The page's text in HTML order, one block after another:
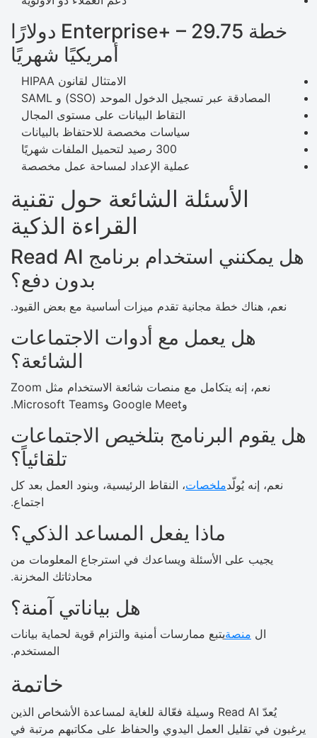
خطة Enterprise+ – 29.75 دولارًا
أمريكيًا شهريًا
الامتثال لقانون HIPAA
المصادقة عبر تسجيل الدخول الموحد (SSO) و SAML
التقاط البيانات على مستوى المجال
سياسات مخصصة للاحتفاظ بالبيانات
300 رصيد لتحميل الملفات شهريًا
عملية الإعداد لمساحة عمل مخصصة
الأسئلة الشائعة حول تقنية
القراءة الذكية
هل يمكنني استخدام برنامج Read AI
بدون دفع؟
نعم، هناك خطة مجانية تقدم ميزات أساسية مع بعض القيود.
هل يعمل مع أدوات الاجتماعات
الشائعة؟
نعم، إنه يتكامل مع منصات شائعة الاستخدام مثل Zoom
وGoogle Meet وMicrosoft Teams.
هل يقوم البرنامج بتلخيص الاجتماعات
تلقائياً؟
نعم، إنه يُولّدملخصات، النقاط الرئيسية، وبنود العمل بعد كل
اجتماع.
ماذا يفعل المساعد الذكي؟
يجيب على الأسئلة ويساعدك في استرجاع المعلومات من
محادثاتك المخزنة.
هل بياناتي آمنة؟
ال منصةيتبع ممارسات أمنية والتزام قوية لحماية بيانات
المستخدم.
خاتمة
يُعدّ Read AI وسيلة فعّالة للغاية لمساعدة الأشخاص الذين
يرغبون في تقليل العمل اليدوي والحفاظ على مكاتبهم مرتبة في